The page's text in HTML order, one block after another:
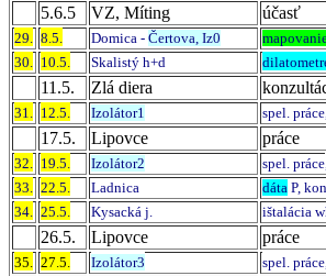
5.6.5 VZ, Míting účasť
29.
8.5. Domica - Čertova, Iz0
30.
10.5. Skalistý h+d
11.5. Zlá diera
31. 12.5. Izolátor1 spel. práce,
17.5. Lipovce práce
32. 19.5. Izolátor2 spel. práce
33.
22.5. Ladnica dáta P,
34.
25.5. Kysacká j. ištalácia
26.5. Lipovce práce
35. 27.5. Izolátor3 spel.